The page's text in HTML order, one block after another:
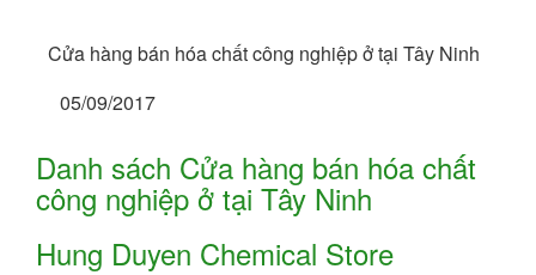
Cửa hàng bán hóa chất công nghiệp ở tại Tây Ninh
05/09/2017
Danh sách Cửa hàng bán hóa chất
công nghiệp ở tại Tây Ninh
Hung Duyen Chemical Store